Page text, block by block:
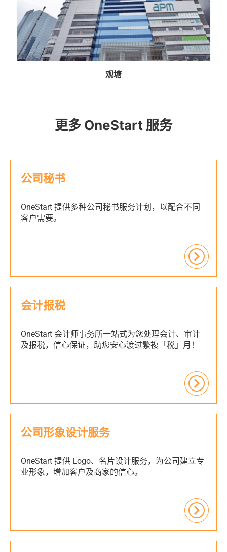
观塘
更多 OneStart 服务
公司秘书
OneStart 提供多种公司秘书服务计划，以配合不同
客户需要。
会计报税
OneStart 会计师事务所一站式为您处理会计、审计
及报税，信心保证，助您安心渡过繁複「税」月！
公司形象设计服务
OneStart 提供 Logo、名片设计服务，为公司建立专
业形象，增加客户及商家的信心。